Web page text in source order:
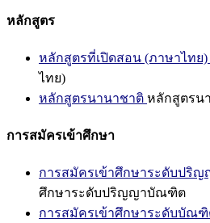
หลักสูตร
หลักสูตรที่เปิดสอน (ภาษาไทย)
ไทย)
หลักสูตรนานาชาติ หลักสูตรน
การสมัครเข้าศึกษา
การสมัครเข้าศึกษาระดับปริ
ศึกษาระดับปริญญาบัณฑิต
การสมัครเข้าศึกษาระดับบัณ